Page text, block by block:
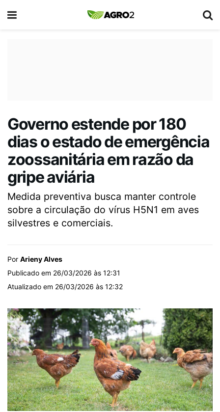
Governo estende por 180
dias o estado de emergência
zoossanitária em razão da
gripe aviária
Medida preventiva busca manter controle
sobre a circulação do vírus H5N1 em aves
silvestres e comerciais.
Por Arieny Alves
Publicado em 26/03/2026 às 12:31
Atualizado em 26/03/2026 às 12:32